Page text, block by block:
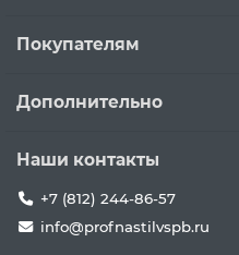
Покупателям
Дополнительно
Наши контакты
+7 (812) 244-86-57
info@profnastilvspb.ru